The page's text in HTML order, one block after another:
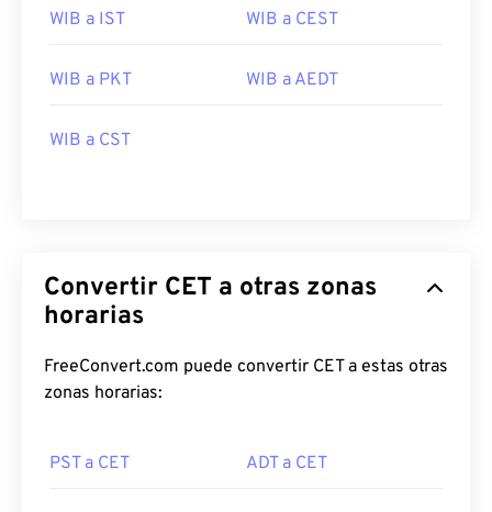
WIB a IST WIB a CEST
WIB a PKT WIB a AEDT
WIB a CST
Convertir CET a otras zonas
horarias
FreeConvert.com puede convertir CET a estas otras
zonas horarias:
PST a CET ADT a CET